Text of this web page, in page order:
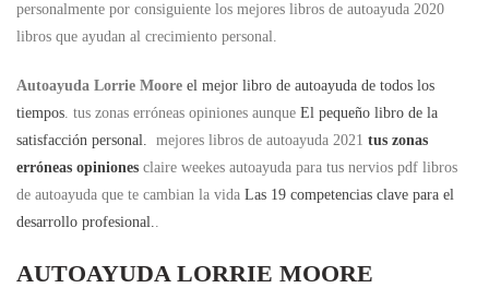
personalmente por consiguiente los mejores libros de autoayuda 2020
libros que ayudan al crecimiento personal.
Autoayuda Lorrie Moore el mejor libro de autoayuda de todos los
tiempos. tus zonas erróneas opiniones aunque El pequeño libro de la
satisfacción personal. mejores libros de autoayuda 2021 tus zonas
erróneas opiniones claire weekes autoayuda para tus nervios pdf libros
de autoayuda que te cambian la vida Las 19 competencias clave para el
desarrollo profesional..
AUTOAYUDA LORRIE MOORE